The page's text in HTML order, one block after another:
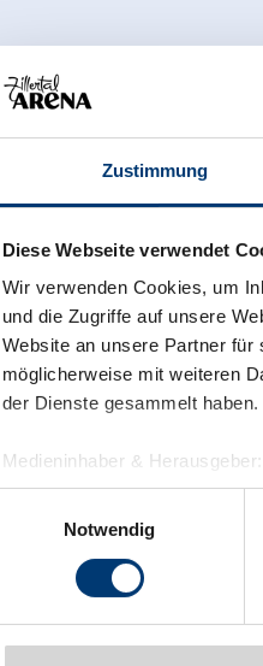
Zustimmung
Diese Webseite verwendet
Wir verwenden Cookies, um
und die Zugriffe auf unsere
Website an unsere Partner für
möglicherweise mit weiteren
der Dienste gesammelt haben.
Medieninhaber & Herausgeber:
Zeller Bergbahnen Zillertal
Rohr 23// A-6280 Zell am Ziller
www.zillertalarena.com
Notwendig